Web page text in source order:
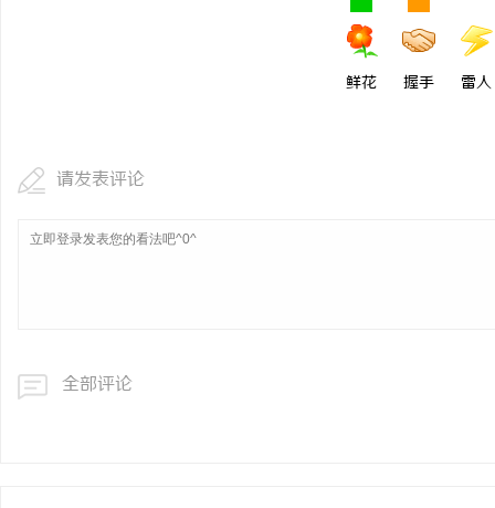
鲜花 握手 雷人
请发表评论
全部评论